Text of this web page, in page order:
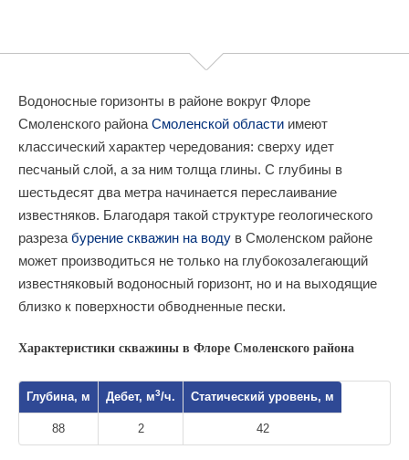
Водоносные горизонты в районе вокруг Флоре
Смоленского района Смоленской области имеют
классический характер чередования: сверху идет
песчаный слой, а за ним толща глины. С глубины в
шестьдесят два метра начинается переслаивание
известняков. Благодаря такой структуре геологического
разреза бурение скважин на воду в Смоленском районе
может производиться не только на глубокозалегающий
известняковый водоносный горизонт, но и на выходящие
близко к поверхности обводненные пески.
Характеристики скважины в Флоре Смоленского района
Глубина, м Дебет, м3/ч. Статический уровень, м
88 2 42